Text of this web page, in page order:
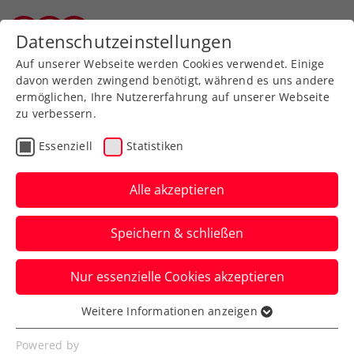
Zurück zur Newsübersicht
Turniere
Kopp erobert Doppeltitel
in Tunesien
Der Tiroler schraubt die Anzahl an
Karrierepokalen im Doppel auf acht.
Verfasst von: Stefan Pletzer, 18.02.2024
Datenschutzeinstellungen
Auf unserer Webseite werden Cookies verwendet. Einige
davon werden zwingend benötigt, während es uns andere
ermöglichen, Ihre Nutzererfahrung auf unserer Webseite
zu verbessern.
Essenziell Statistiken
Alle akzeptieren
Speichern & schließen
Nur essenzielle Cookies akzeptieren
Essenziell
Essenzielle Cookies werden für grundlegende
Weitere Informationen anzeigen
Powered by